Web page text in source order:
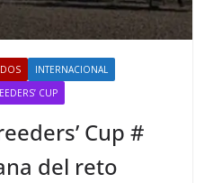
INTERNACIONAL
CUP
Cup #
del reto